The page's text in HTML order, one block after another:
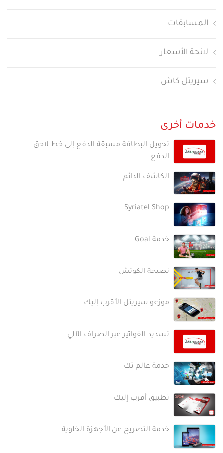
المسابقات
لائحة الأسعار
سيريتل كاش
خدمات أخرى
تحويل البطاقة مسبقة الدفع إلى خط لاحق
الدفع
الكاشف الدائم
Syriatel Shop
خدمة Goal
نصيحة الكوتش
موزعو سيريتل الأقرب إليك
تسديد الفواتير عبر الصراف الآلي
خدمة عالم تك
تطبيق أقرب إليك
خدمة التصريح عن الأجهزة الخلوية